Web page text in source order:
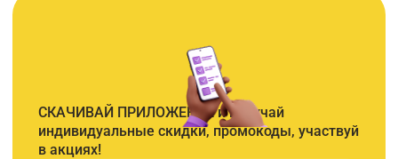
СКАЧИВАЙ ПРИЛОЖЕНИЕ и получай
индивидуальные скидки, промокоды, участвуй
в акциях!